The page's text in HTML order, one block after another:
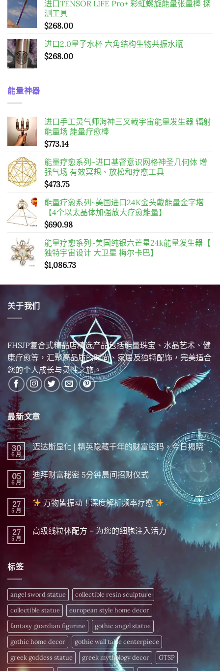
进口TENSOR LIFE Pro+ 彩虹螺旋能量张量棒 探
测工具
$268.00
进口2.0量子水杯 六角结构生物共振水瓶
$268.00
能量神器
进口手工灵气师海神三叉戟宇宙能量发生器 辐射
能量场 能量疗愈棒
$773.14
能量疗愈系列~进口基督意识网格神圣几何体 增
强气场 有效冥想、放松和疗愈工具
$473.75
能量疗愈系列~美国进口24K金头戴能量金字塔
【4个以太晶体加强放大疗愈能量】
$690.98
能量疗愈系列~美国纯银六芒星24k能量发生器【
独特宇宙设计 大卫星 梅尔卡巴】
$1,086.73
关于我们
FHSJP复合式精品店精选产品包括能量珠宝、水晶艺术、健
康疗愈等，汇聚高品质的时尚、家居及独特配饰，完美适合
您的个人成长与灵性之旅。
最新文章
30
6 月
迈达斯显化 | 精英隐藏千年的财富密码，今日揭晓
在
〈迈
达
斯
显
化
|
精
英
隐
千
年
晓〉
中
尚
無
留
言
05
6 月
迪拜财富秘密 5分钟晨间招财仪式
在
〈迪
拜
财
富
密 5
分
钟
尚
無
留
言
27
5 月
万物皆振动！深度解析频率疗愈
在
万
频
率
疗
愈
〉
中
尚
無
留
言
27
5 月
高级线粒体配方 – 为您的细胞注入活力
–
为
您
的
细
胞
注
入
活
力〉
中
标签
angel sword statue
collectible resin sculpture
collectible statue
european style home decor
fantasy guardian figurine
gothic angel statue
gothic home decor
gothic wall table centerpiece
greek goddess statue
greek mythology decor
GTSP